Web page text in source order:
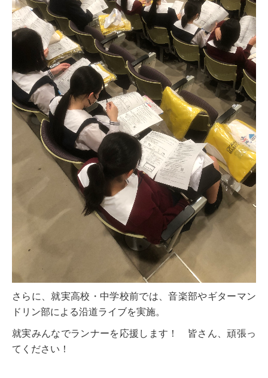
さらに、就実高校・中学校前では、音楽部やギターマン
ドリン部による沿道ライブを実施。
就実みんなでランナーを応援します！ 皆さん、頑張っ
てください！